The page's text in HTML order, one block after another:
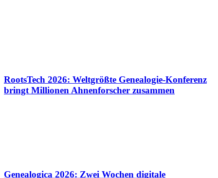
RootsTech 2026: Weltgrößte Genealogie-Konferenz
bringt Millionen Ahnenforscher zusammen
Genealogica 2026: Zwei Wochen digitale